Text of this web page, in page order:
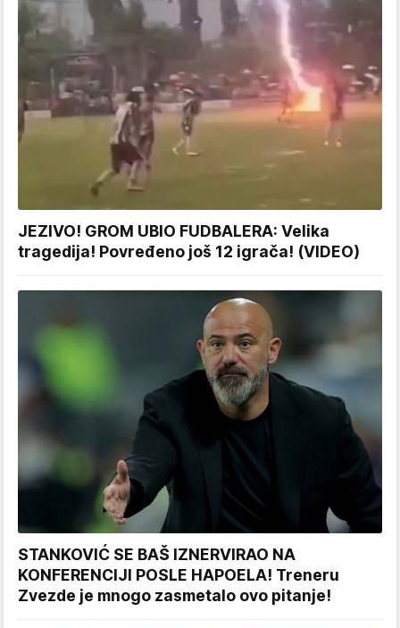
JEZIVO! GROM UBIO FUDBALERA: Velika
tragedija! Povređeno još 12 igrača! (VIDEO)
STANKOVIĆ SE BAŠ IZNERVIRAO NA
KONFERENCIJI POSLE HAPOELA! Treneru
Zvezde je mnogo zasmetalo ovo pitanje!